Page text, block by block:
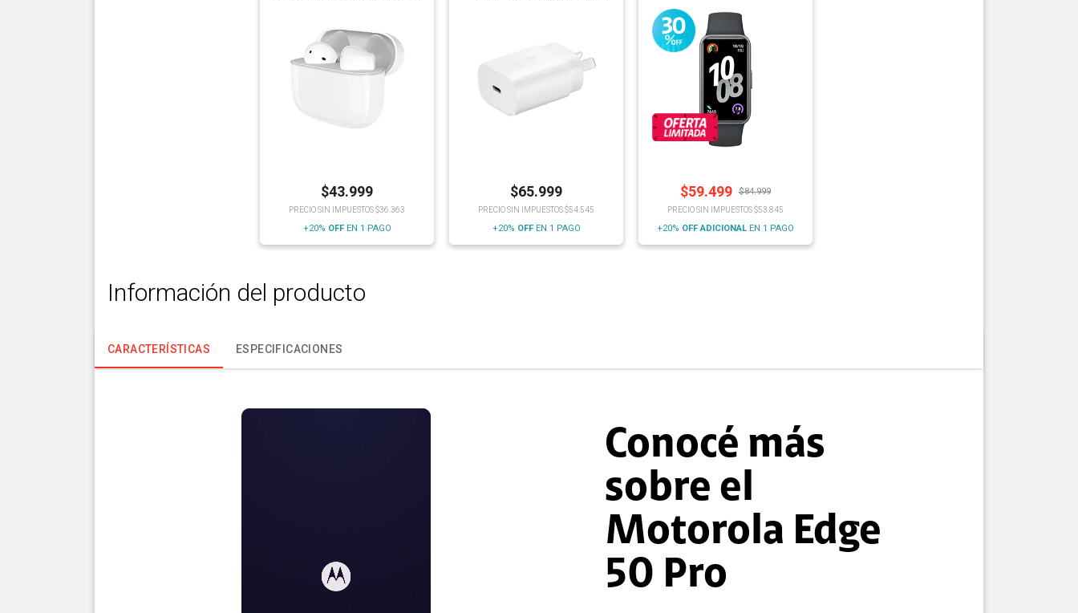
$43.999
PRECIO SIN IMPUESTOS $36.363
+20% OFFEN 1 PAGO
$65.999
PRECIO SIN IMPUESTOS $54.545
+20% OFFEN 1 PAGO
$59.499 $84.999
PRECIO SIN IMPUESTOS $53.845
+20% OFF ADICIONAL EN 1 PAGO
Información del producto
CARACTERÍSTICAS ESPECIFICACIONES
Conocé más
sobre el
Motorola Edge
50 Pro